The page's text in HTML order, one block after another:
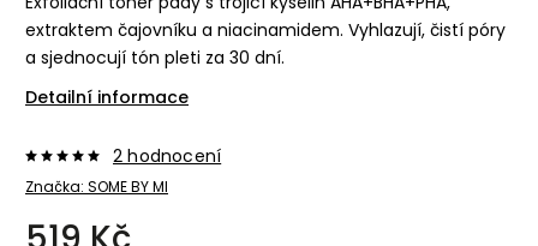
extraktem čajovníku a niacinamidem. Vyhlazují, čistí póry
a sjednocují tón pleti za 30 dní.
Detailní informace
Značka: SOME BY MI
2 hodnocení